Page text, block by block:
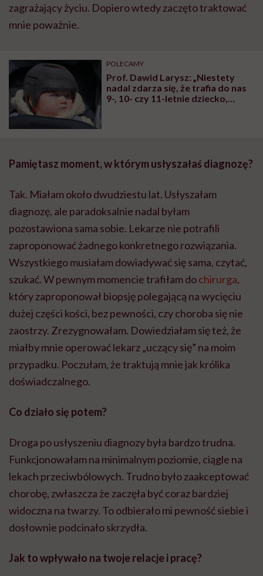
zagrażający życiu. Dopiero wtedy zaczęto traktować
mnie poważnie.
POLECAMY
Prof. Dawid Larysz: „Niestety
nadal zdarza się, że trafia do nas
9-, 10- czy 11-letnie dziecko,
Pamiętasz moment, w którym usłyszałaś diagnozę?
Tak. Miałam około dwudziestu lat. Usłyszałam
diagnozę, ale paradoksalnie nadal byłam
pozostawiona sama sobie. Lekarze nie potrafili
zaproponować żadnego konkretnego rozwiązania.
Wszystkiego musiałam dowiadywać się sama, czytać,
szukać. W pewnym momencie trafiłam dochirurga,
który zaproponował biopsję polegającą na wycięciu
dużej części kości, bez pewności, czy choroba się nie
zaostrzy. Zrezygnowałam. Dowiedziałam się też, że
miałby mnie operować lekarz „uczący się” na moim
przypadku. Poczułam, że traktują mnie jak królika
doświadczalnego.
Co działo się potem?
Droga po usłyszeniu diagnozy była bardzo trudna.
Funkcjonowałam na minimalnym poziomie, ciągle na
lekach przeciwbólowych. Trudno było zaakceptować
chorobę, zwłaszcza że zaczęła być coraz bardziej
widoczna na twarzy. To odbierało mi pewność siebie i
dosłownie podcinało skrzydła.
Jak to wpływało na twoje relacje i pracę?